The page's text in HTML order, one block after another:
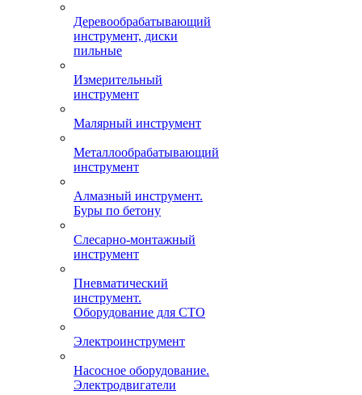
Деревообрабатывающий
инструмент, диски
пильные
Измерительный
инструмент
Малярный инструмент
Металлообрабатывающий
инструмент
Алмазный инструмент.
Буры по бетону
Слесарно-монтажный
инструмент
Пневматический
инструмент.
Оборудование для СТО
Электроинструмент
Насосное оборудование.
Электродвигатели